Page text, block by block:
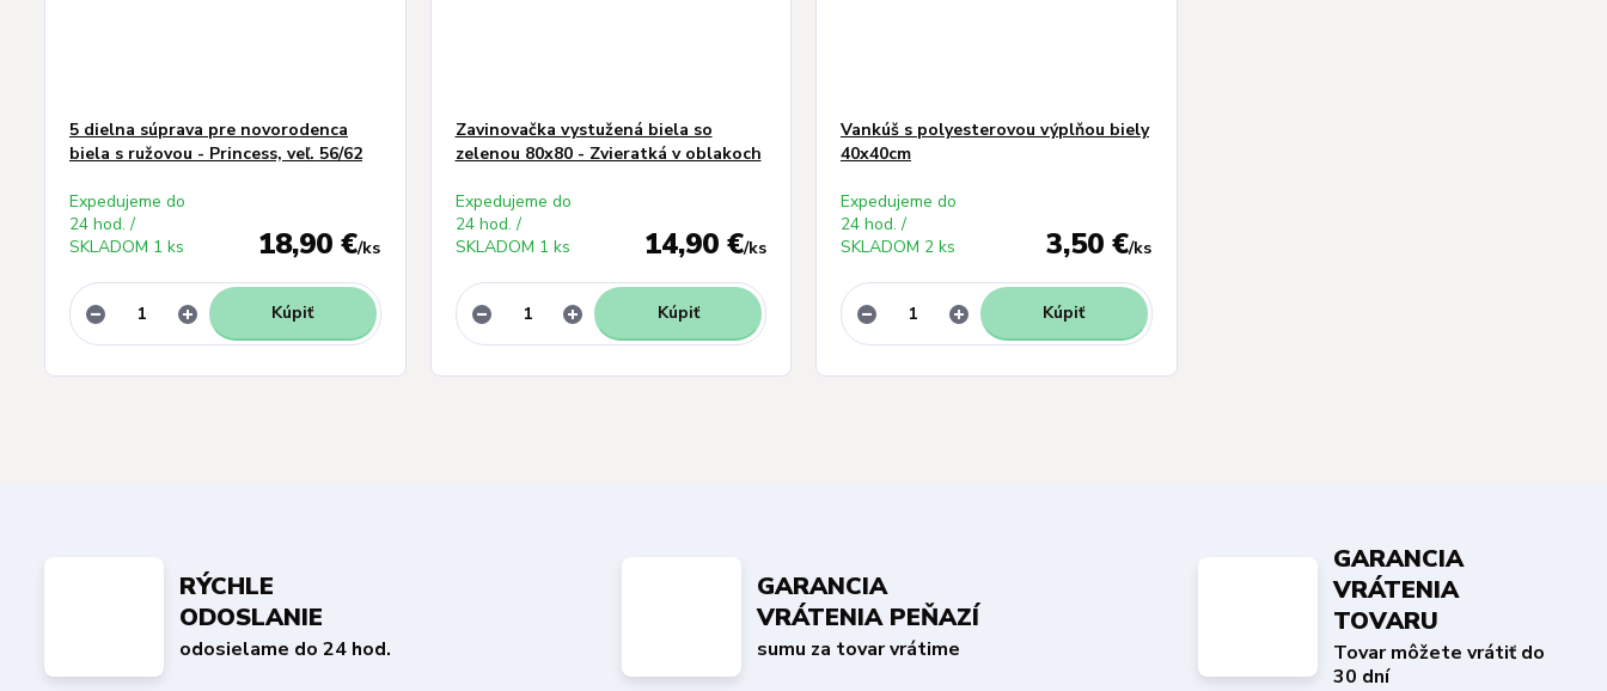
5 dielna súprava pre novorodenca
biela s ružovou - Princess, veľ. 56/62
18,90 €/ks
Expedujeme do
24 hod. /
SKLADOM 1 ks
Kúpiť
Zavinovačka vystužená biela so
zelenou 80x80 - Zvieratká v oblakoch
14,90 €/ks
Expedujeme do
24 hod. /
SKLADOM 1 ks
Kúpiť
Vankúš s polyesterovou výplňou biely
40x40cm
3,50 €/ks
Expedujeme do
24 hod. /
SKLADOM 2 ks
Kúpiť
RÝCHLE
ODOSLANIE
odosielame do 24 hod.
GARANCIA
VRÁTENIA PEŇAZÍ
sumu za tovar vrátime
GARANCIA
VRÁTENIA
TOVARU
Tovar môžete vrátiť do
30 dní